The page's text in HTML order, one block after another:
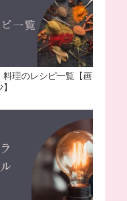
料理のレシピ一覧【画